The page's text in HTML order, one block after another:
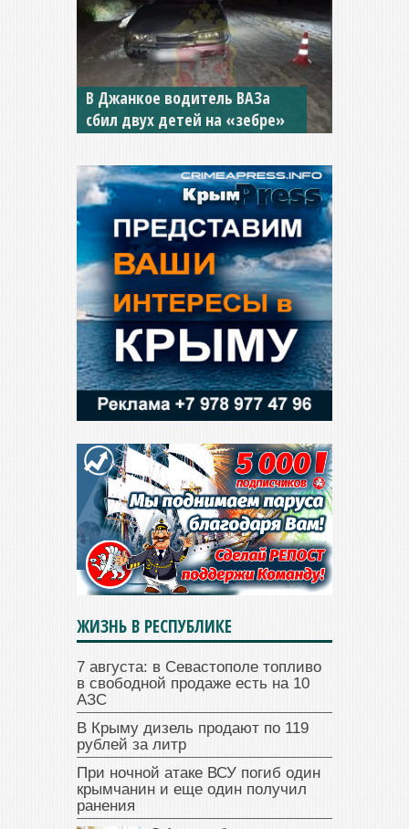
В Джанкое водитель ВАЗа
сбил двух детей на «зебре»
ЖИЗНЬ В РЕСПУБЛИКЕ
7 августа: в Севастополе топливо
в свободной продаже есть на 10
АЗС
В Крыму дизель продают по 119
рублей за литр
При ночной атаке ВСУ погиб один
крымчанин и еще один получил
ранения